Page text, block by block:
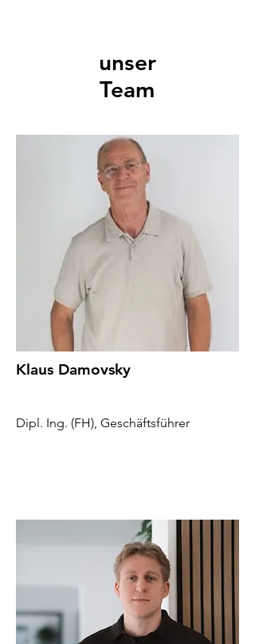
unser
Team
Klaus Damovsky
Dipl. Ing. (FH), Geschäftsführer